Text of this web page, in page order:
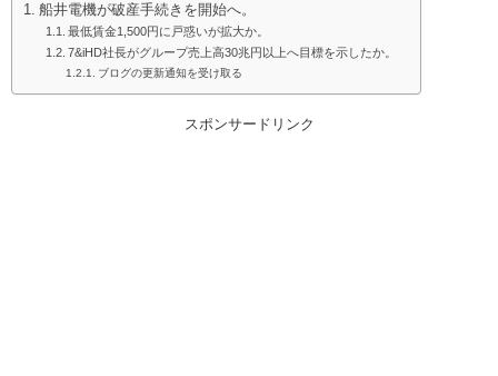
船井電機が破産手続きを開始へ。
最低賃金1,500円に戸惑いが拡大か。
7&iHD社長がグループ売上高30兆円以上へ目標を示したか。
ブログの更新通知を受け取る
スポンサードリンク